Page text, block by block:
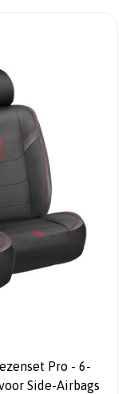
Pro - 6-
Side-Airbags